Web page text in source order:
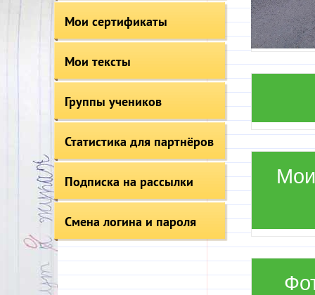
Мои сертификаты
Мои тексты
Группы учеников
Статистика для партнёров
Подписка на рассылки
Смена логина и пароля